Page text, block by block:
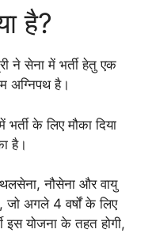
है?
ने सेना में भर्ती हेतु एक
अग्निपथ है।
के लिए मौका दिया
है।
नौसेना और वायु
जो अगले 4 वर्षों के लिए
इस योजना के तहत होगी,